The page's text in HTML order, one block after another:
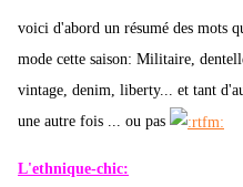
voici d'abord un résumé des mots
mode cette saison: Militaire,
vintage, denim, liberty... et tant
une autre fois ... ou pas
L'ethnique-chic: